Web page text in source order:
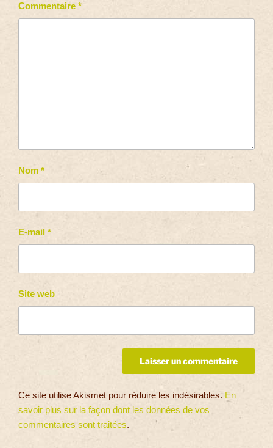
Commentaire *
Nom *
E-mail *
Site web
Ce site utilise Akismet pour réduire les indésirables. En
savoir plus sur la façon dont les données de vos
commentaires sont traitées.